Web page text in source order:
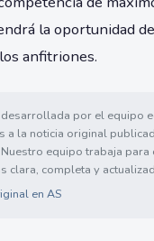
la oportunidad
anfitriones.
desarrollada por el equipo
a la noticia original
Nuestro equipo trabaja para
clara, completa y
en AS